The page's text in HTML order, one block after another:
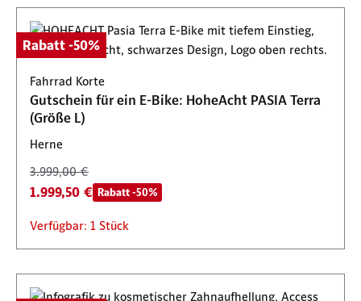
Rabatt -50%
Fahrrad Korte
Gutschein für ein E-Bike: HoheAcht PASIA Terra
(Größe L)
Herne
3.999,00 €
1.999,50 € Rabatt -50%
Verfügbar: 1 Stück